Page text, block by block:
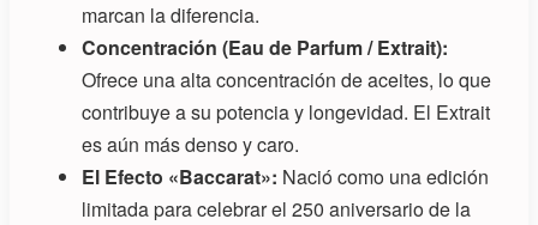
marcan la diferencia.
Concentración (Eau de Parfum / Extrait):
Ofrece una alta concentración de aceites, lo que
contribuye a su potencia y longevidad. El Extrait
es aún más denso y caro.
El Efecto «Baccarat»: Nació como una edición
limitada para celebrar el 250 aniversario de la